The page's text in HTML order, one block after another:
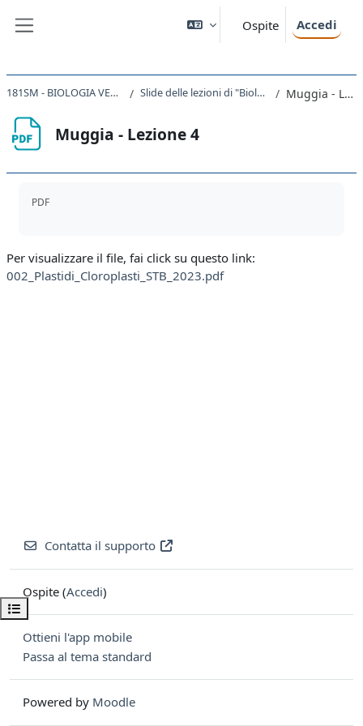
Ospite Accedi
Apri indice del corso
181SM - BIOLOGIA VEGETALE 2022 Slide delle lezioni di "Biologia vegetale" Muggia - Lezione 4
Muggia - Lezione 4
PDF
Per visualizzare il file, fai click su questo link:
002_Plastidi_Cloroplasti_STB_2023.pdf
Contatta il supporto
Ospite (Accedi)
Ottieni l'app mobile
Passa al tema standard
Powered by Moodle